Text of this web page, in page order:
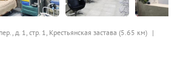
д. 1, стр. 1, Крестьянская застава (5.65 км)